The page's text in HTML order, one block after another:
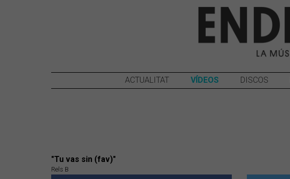
ACTUALITAT VÍDEOS DISCOS
"Tu vas sin (fav)"
Rels B